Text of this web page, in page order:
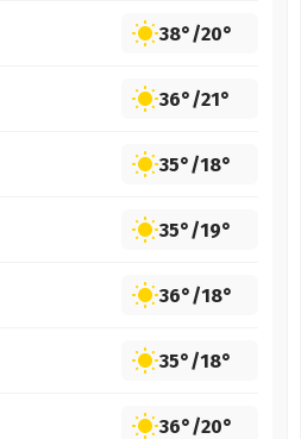
38°/20°
36°/21°
35°/18°
35°/19°
36°/18°
35°/18°
36°/20°